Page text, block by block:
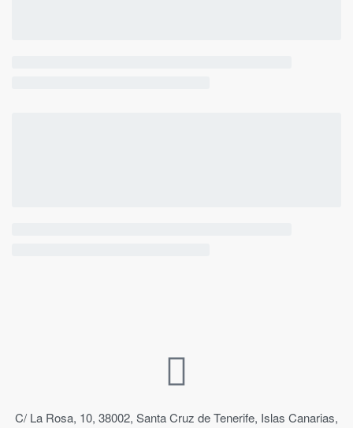
C/ La Rosa, 10, 38002, Santa Cruz de Tenerife, Islas Canarias,